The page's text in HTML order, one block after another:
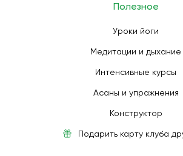
Полезное
Уроки йоги
Медитации и дыхание
Интенсивные курсы
Асаны и упражнения
Конструктор
Подарить карту клуба